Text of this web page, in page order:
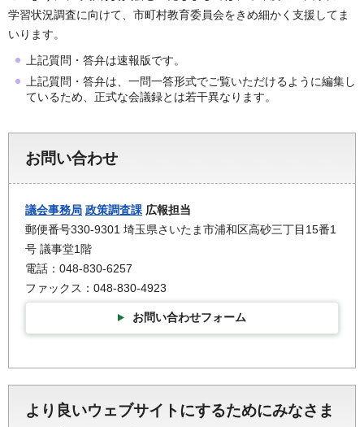
学習状況調査に向けて、市町村教育委員会をきめ細かく支援してま
いります。
上記質問・答弁は速報版です。
上記質問・答弁は、一問一答形式でご覧いただけるように編集し
ているため、正式な会議録とは若干異なります。
お問い合わせ
議会事務局 政策調査課 広報担当
郵便番号330-9301 埼玉県さいたま市浦和区高砂三丁目15番1
号 議事堂1階
電話：048-830-6257
ファックス：048-830-4923
お問い合わせフォーム
より良いウェブサイトにするためにみなさま